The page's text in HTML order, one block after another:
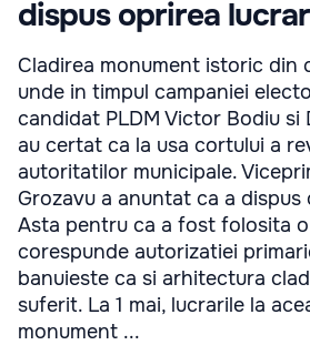
dispus oprirea
Cladirea monument istoric din
unde in timpul campaniei
candidat PLDM Victor Bodiu
au certat ca la usa cortului a
autoritatilor municipale.
Grozavu a anuntat ca a
Asta pentru ca a fost folosita
corespunde autorizatiei
banuieste ca si arhitectura
suferit. La 1 mai, lucrarile la
monument ...